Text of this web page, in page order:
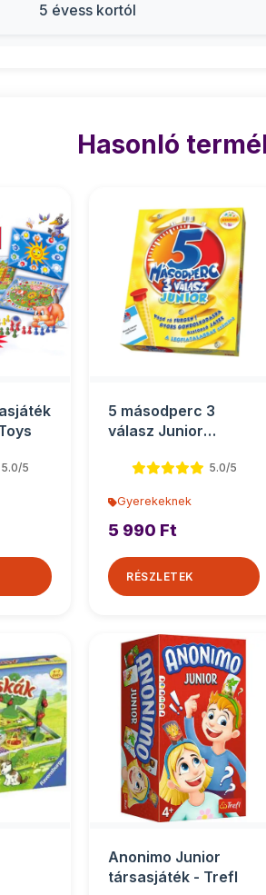
5 évess kortól
Hasonló
5.0/5
5 másodperc 3
válasz Junior
5.0/5
Gyerekeknek
5 990 Ft
RÉSZLETEK
Anonimo Junior
társasjáték - Trefl